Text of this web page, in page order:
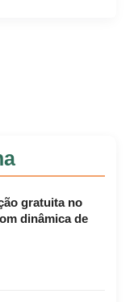
gratuita no
dinâmica de